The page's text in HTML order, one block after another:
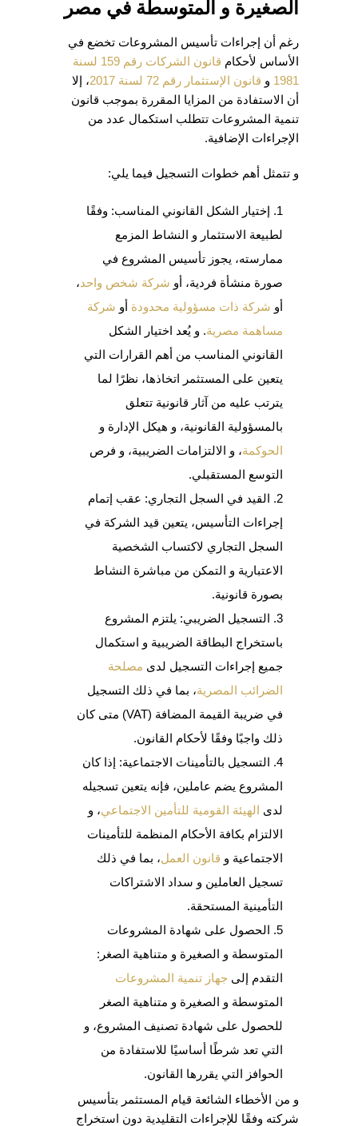
الصغيرة و المتوسطة في مصر
رغم أن إجراءات تأسيس المشروعات تخضع في
الأساس لأحكام
قانون الشركات رقم 159 لسنة
1981 و قانون الإستثمار رقم 72 لسنة 2017
، إلا
أن الاستفادة من المزايا المقررة بموجب قانون
تنمية المشروعات تتطلب استكمال عدد من
الإجراءات الإضافية.
و تتمثل أهم خطوات التسجيل فيما يلي:
إختيار الشكل القانوني المناسب: وفقًا
لطبيعة الاستثمار و النشاط المزمع
ممارسته، يجوز تأسيس المشروع في
صورة منشأة فردية، أو شركة شخص واحد،
أو شركة ذات مسؤولية محدودة أو شركة
مساهمة مصرية. و يُعد اختيار الشكل
القانوني المناسب من أهم القرارات التي
يتعين على المستثمر اتخاذها، نظرًا لما
يترتب عليه من آثار قانونية تتعلق
بالمسؤولية القانونية، و هيكل الإدارة و
الحوكمة، و الالتزامات الضريبية، و فرص
التوسع المستقبلي.
القيد في السجل التجاري: عقب إتمام
إجراءات التأسيس، يتعين قيد الشركة في
السجل التجاري لاكتساب الشخصية
الاعتبارية و التمكن من مباشرة النشاط
بصورة قانونية.
التسجيل الضريبي: يلتزم المشروع
باستخراج البطاقة الضريبية و استكمال
جميع إجراءات التسجيل لدى مصلحة
الضرائب المصرية، بما في ذلك التسجيل
في ضريبة القيمة المضافة (VAT) متى كان
ذلك واجبًا وفقًا لأحكام القانون.
التسجيل بالتأمينات الاجتماعية: إذا كان
المشروع يضم عاملين، فإنه يتعين تسجيله
لدى الهيئة القومية للتأمين الاجتماعي، و
الالتزام بكافة الأحكام المنظمة للتأمينات
الاجتماعية و قانون العمل، بما في ذلك
تسجيل العاملين و سداد الاشتراكات
التأمينية المستحقة.
الحصول على شهادة المشروعات
المتوسطة و الصغيرة و متناهية الصغر:
التقدم إلى جهاز تنمية المشروعات
المتوسطة و الصغيرة و متناهية الصغر
للحصول على شهادة تصنيف المشروع، و
التي تعد شرطًا أساسيًا للاستفادة من
الحوافز التي يقررها القانون.
و من الأخطاء الشائعة قيام المستثمر بتأسيس
شركته وفقًا للإجراءات التقليدية دون استخراج